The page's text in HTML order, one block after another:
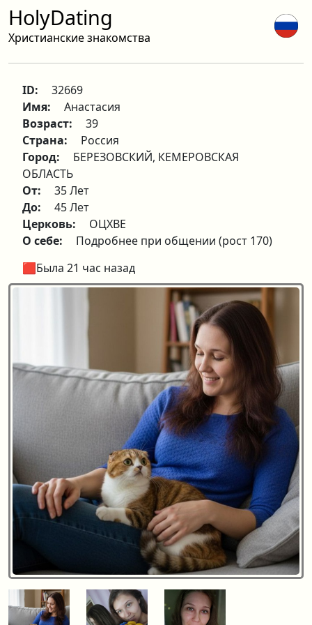
HolyDating
Христианские знакомства
ID:
32669
Имя:
Анастасия
Возраст:
39
Страна:
Россия
Город:
БЕРЕЗОВСКИЙ, КЕМЕРОВСКАЯ
ОБЛАСТЬ
От:
35 Лет
До:
45 Лет
Церковь:
ОЦХВЕ
О себе:
Подробнее при общении (рост 170)
🟥Была 21 час назад